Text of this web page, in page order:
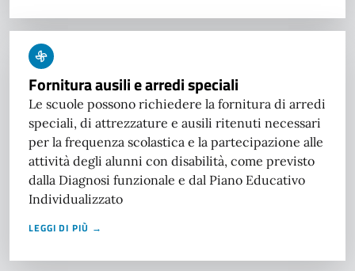
Fornitura ausili e arredi speciali
Le scuole possono richiedere la fornitura di arredi
speciali, di attrezzature e ausili ritenuti necessari
per la frequenza scolastica e la partecipazione alle
attività degli alunni con disabilità, come previsto
dalla Diagnosi funzionale e dal Piano Educativo
Individualizzato
LEGGI DI PIÙ →